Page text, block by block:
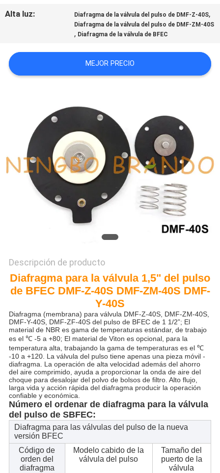
SOLICITAR
COMPANY
NEWS
SITIO
POLÍTICA
PRIVACIDAD
Alta luz: Diafragma de la válvula del pulso de DMF-Z-40S,
Diafragma de la válvula del pulso de DMF-ZM-40S
, Diafragma de la válvula de BFEC
MEJOR PRECIO
Descripción de producto
Diafragma para la válvula 1,5" del pulso
de BFEC DMF-Z-40S DMF-ZM-40S DMF-
Y-40S
Diafragma (membrana) para válvula DMF-Z-40S, DMF-ZM-40S,
DMF-Y-40S, DMF-ZF-40S del pulso de BFEC de 1 1/2”; El
material de NBR es gama de temperaturas estándar, de trabajo
es el ℃ -5 a +80; El material de Viton es opcional, para la
temperatura alta, trabajando la gama de temperaturas es el ℃
-10 a +120. La válvula del pulso tiene apenas una pieza móvil -
diafragma. La operación de alta velocidad además del ahorro
del aire comprimido, ayuda a proporcionar la onda de aire del
choque para desalojar del polvo de bolsos de filtro. Alto flujo,
larga vida y acción rápida del diafragma producir la operación
confiable y económica.
Número el ordenar de diafragma para la válvula
del pulso de SBFEC:
Diafragma para las válvulas del pulso de la nueva
versión BFEC
Código de
orden del
diafragma
Modelo cabido de la
válvula del pulso
Tamaño del
puerto de la
válvula